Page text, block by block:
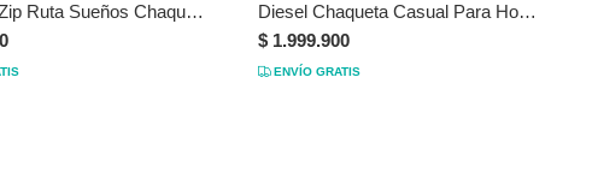
Chaqueta Zip Ruta Sueños Chaqueta Zip Ruta Sueños Talla 44
Diesel Chaqueta Casual Para Hombre J-Jass-Mon-Print Diesel
$ 1.999.900
ENVÍO GRATIS